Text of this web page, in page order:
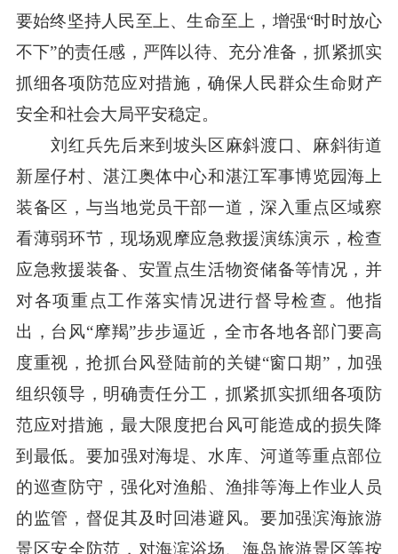
要始终坚持人民至上、生命至上，增强“时时放心
不下”的责任感，严阵以待、充分准备，抓紧抓实
抓细各项防范应对措施，确保人民群众生命财产
安全和社会大局平安稳定。
刘红兵先后来到坡头区麻斜渡口、麻斜街道
新屋仔村、湛江奥体中心和湛江军事博览园海上
装备区，与当地党员干部一道，深入重点区域察
看薄弱环节，现场观摩应急救援演练演示，检查
应急救援装备、安置点生活物资储备等情况，并
对各项重点工作落实情况进行督导检查。他指
出，台风“摩羯”步步逼近，全市各地各部门要高
度重视，抢抓台风登陆前的关键“窗口期”，加强
组织领导，明确责任分工，抓紧抓实抓细各项防
范应对措施，最大限度把台风可能造成的损失降
到最低。要加强对海堤、水库、河道等重点部位
的巡查防守，强化对渔船、渔排等海上作业人员
的监管，督促其及时回港避风。要加强滨海旅游
景区安全防范，对海滨浴场、海岛旅游景区等按